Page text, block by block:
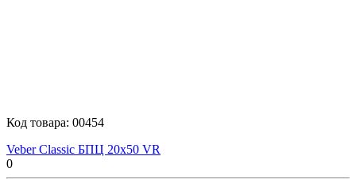
Код товара: 00454
Veber Classic БПЦ 20x50 VR
0